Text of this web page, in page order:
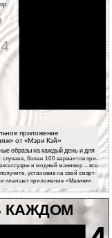
приложение
от «Мэри Кэй»
образы на каждый день и для
случаев, более 100 вариантов при-
и модный маникюр – все
установив на свой смарт-
планшет приложение «Макияж».
КАЖДОМ